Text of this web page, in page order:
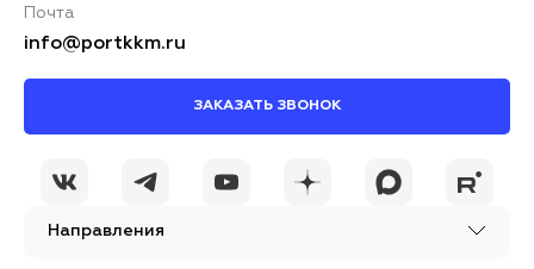
Направления
Почта
info@portkkm.ru
ЗАКАЗАТЬ ЗВОНОК